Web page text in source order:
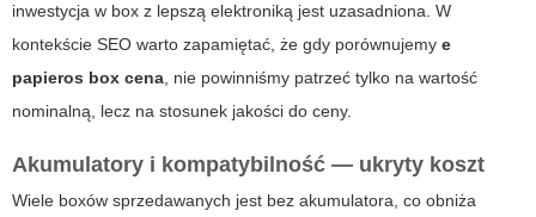
inwestycja w box z lepszą elektroniką jest uzasadniona. W
kontekście SEO warto zapamiętać, że gdy porównujemy e
papieros box cena, nie powinniśmy patrzeć tylko na wartość
nominalną, lecz na stosunek jakości do ceny.
Akumulatory i kompatybilność — ukryty koszt
Wiele boxów sprzedawanych jest bez akumulatora, co obniża